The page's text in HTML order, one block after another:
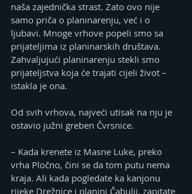
naša zajednička strast. Zato ovo nije
samo priča o planinarenju, već i o
ljubavi. Mnoge vrhove popeli smo sa
prijateljima iz planinarskih društava.
Zahvaljujući planinarenju stekli smo
prijateljstva koja će trajati cijeli život –
istakla je ona.
Od svih vrhova, najveći utisak na nju je
ostavio južni greben Čvrsnice.
– Kada krenete iz Masne Luke, preko
vrha Pločno, čini se da tom putu nema
kraja. Ali kada pogledate ka kanjonu
rijeke Drežnice i planini Čabulji, zapitate